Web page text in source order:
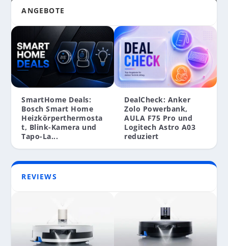
OSTER-GEWINNSPIEL MIT MACBOOK NEO,
UGREEN NAS UND GADGETS
XMAS-GEWINNSPIEL MIT ECOVACS, IPAD AIR,
PHILIPS & WEITERE TOP-PREISE
ANGEBOTE
SmartHome Deals:
Bosch Smart Home
Heizkörperthermosta
t, Blink-Kamera und
Tapo-La...
DealCheck: Anker
Zolo Powerbank,
AULA F75 Pro und
Logitech Astro A03
reduziert
REVIEWS